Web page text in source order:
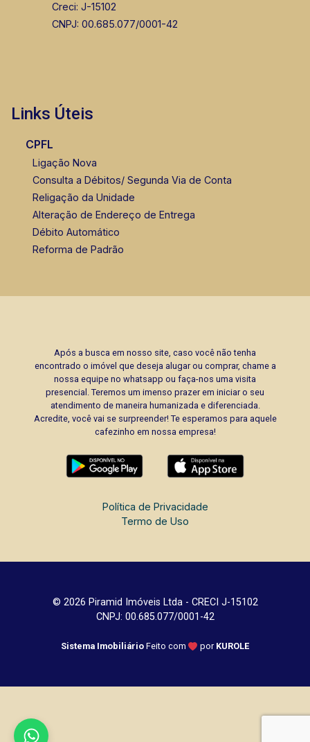
Creci: J-15102
CNPJ: 00.685.077/0001-42
Links Úteis
CPFL
Ligação Nova
Consulta a Débitos/ Segunda Via de Conta
Religação da Unidade
Alteração de Endereço de Entrega
Débito Automático
Reforma de Padrão
Após a busca em nosso site, caso você não tenha
encontrado o imóvel que deseja alugar ou comprar, chame a
nossa equipe no whatsapp ou faça-nos uma visita
presencial. Teremos um imenso prazer em iniciar o seu
atendimento de maneira humanizada e diferenciada.
Acredite, você vai se surpreender! Te esperamos para aquele
cafezinho em nossa empresa!
Política de Privacidade
Termo de Uso
© 2026 Piramid Imóveis Ltda - CRECI J-15102
CNPJ: 00.685.077/0001-42
Sistema Imobiliário Feito com por KUROLE